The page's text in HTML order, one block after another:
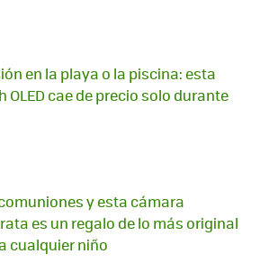
en la playa o la piscina: esta
OLED cae de precio solo durante
y esta cámara
es un regalo de lo más original
cualquier niño